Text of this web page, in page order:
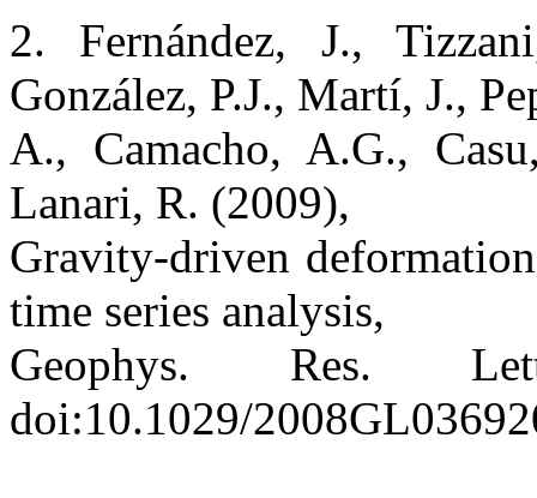
2. Fernández, J.,
González, P.J., Martí, J.,
A., Camacho, A.G.,
Lanari, R. (2009),
Gravity-driven
time series analysis,
Geophys. Res.
doi:10.1029/